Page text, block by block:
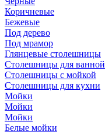
Коричневые
Бежевые
Под дерево
Под мрамор
Глянцевые столешницы
Столешницы для ванной
Столешницы с мойкой
Столешницы для кухни
Мойки
Мойки
Мойки
Белые мойки